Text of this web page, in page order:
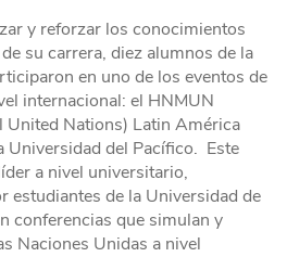
y reforzar los conocimientos
su carrera, diez alumnos de la
en uno de los eventos de
internacional: el HNMUN
United Nations) Latin América
Universidad del Pacífico. Este
a nivel universitario,
estudiantes de la Universidad de
conferencias que simulan y
Naciones Unidas a nivel